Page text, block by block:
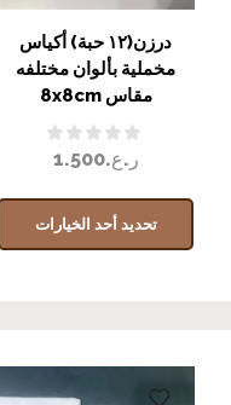
درزن(١٢ حبة) أكياس
مخملية بألوان مختلفه
مقاس 8x8cm
ر.ع.1.500
تحديد أحد الخيارات